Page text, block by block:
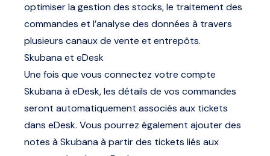
optimiser la gestion des stocks, le traitement des
commandes et l’analyse des données à travers
plusieurs canaux de vente et entrepôts.
Skubana et eDesk
Une fois que vous connectez votre compte
Skubana à eDesk, les détails de vos commandes
seront automatiquement associés aux tickets
dans eDesk. Vous pourrez également ajouter des
notes à Skubana à partir des tickets liés aux